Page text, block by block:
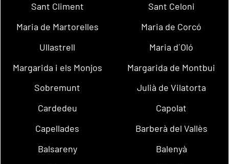
Sant Climent
Sant Celoni
Maria de Martorelles
Maria de Corcó
Ullastrell
Maria d´Oló
Margarida i els Monjos
Margarida de Montbui
Sobremunt
Julià de Vilatorta
Cardedeu
Capolat
Capellades
Barberà del Vallès
Balsareny
Balenyà